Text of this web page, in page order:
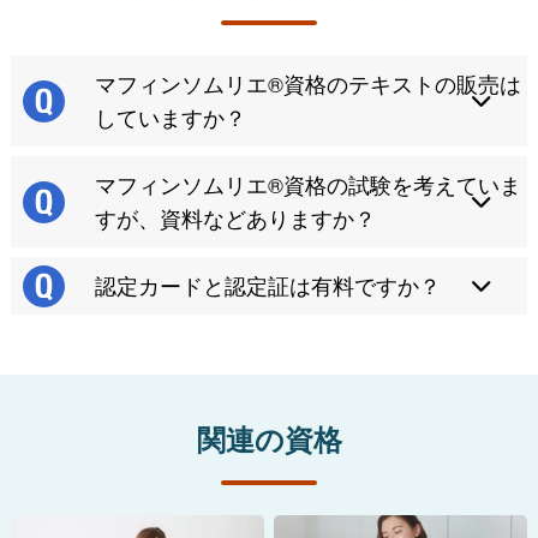
マフィンソムリエ®資格のテキストの販売は
していますか？
マフィンソムリエ®資格の試験を考えていま
すが、資料などありますか？
認定カードと認定証は有料ですか？
関連の資格